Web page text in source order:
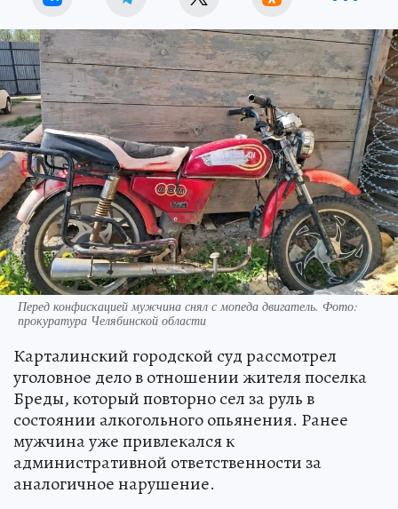
Перед конфискацией мужчина снял с мопеда двигатель. Фото:
прокуратура Челябинской области
Карталинский городской суд рассмотрел
уголовное дело в отношении жителя поселка
Бреды, который повторно сел за руль в
состоянии алкогольного опьянения. Ранее
мужчина уже привлекался к
административной ответственности за
аналогичное нарушение.